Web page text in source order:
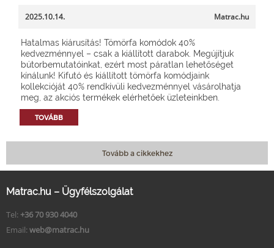
2025.10.14. Matrac.hu
Hatalmas kiárusítás! Tömörfa komódok 40%
kedvezménnyel – csak a kiállított darabok. Megújítjuk
bútorbemutatóinkat, ezért most páratlan lehetőséget
kínálunk! Kifutó és kiállított tömörfa komódjaink
kollekcióját 40% rendkívüli kedvezménnyel vásárolhatja
meg, az akciós termékek elérhetőek üzleteinkben.
TOVÁBB
Tovább a cikkekhez
Matrac.hu – Ügyfélszolgálat
Tel: +36 70 930 4040
Email: web@matrac.hu